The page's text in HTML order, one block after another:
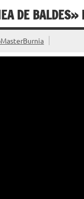
DE BALDES»